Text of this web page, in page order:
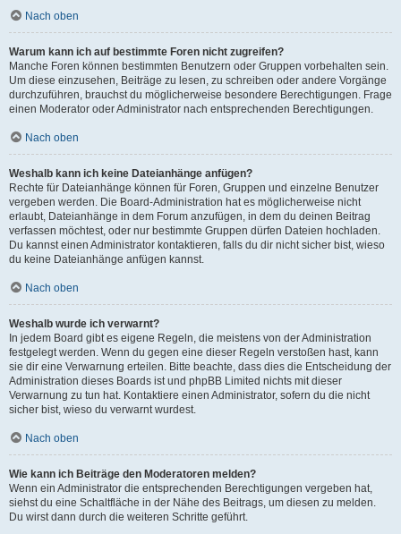
Nach oben
Warum kann ich auf bestimmte Foren nicht zugreifen?
Manche Foren können bestimmten Benutzern oder Gruppen vorbehalten sein.
Um diese einzusehen, Beiträge zu lesen, zu schreiben oder andere Vorgänge
durchzuführen, brauchst du möglicherweise besondere Berechtigungen. Frage
einen Moderator oder Administrator nach entsprechenden Berechtigungen.
Nach oben
Weshalb kann ich keine Dateianhänge anfügen?
Rechte für Dateianhänge können für Foren, Gruppen und einzelne Benutzer
vergeben werden. Die Board-Administration hat es möglicherweise nicht
erlaubt, Dateianhänge in dem Forum anzufügen, in dem du deinen Beitrag
verfassen möchtest, oder nur bestimmte Gruppen dürfen Dateien hochladen.
Du kannst einen Administrator kontaktieren, falls du dir nicht sicher bist, wieso
du keine Dateianhänge anfügen kannst.
Nach oben
Weshalb wurde ich verwarnt?
In jedem Board gibt es eigene Regeln, die meistens von der Administration
festgelegt werden. Wenn du gegen eine dieser Regeln verstoßen hast, kann
sie dir eine Verwarnung erteilen. Bitte beachte, dass dies die Entscheidung der
Administration dieses Boards ist und phpBB Limited nichts mit dieser
Verwarnung zu tun hat. Kontaktiere einen Administrator, sofern du die nicht
sicher bist, wieso du verwarnt wurdest.
Nach oben
Wie kann ich Beiträge den Moderatoren melden?
Wenn ein Administrator die entsprechenden Berechtigungen vergeben hat,
siehst du eine Schaltfläche in der Nähe des Beitrags, um diesen zu melden.
Du wirst dann durch die weiteren Schritte geführt.